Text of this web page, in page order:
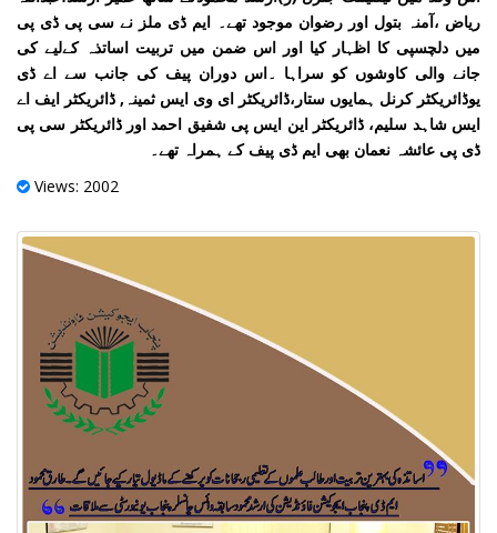
ریاض ،آمنہ بتول اور رضوان موجود تھے۔ ایم ڈی ملز نے سی پی ڈی پی
میں دلچسپی کا اظہار کیا اور اس ضمن میں تربیت اساتذہ کےلیے کی
جانے والی کاوشوں کو سراہا ۔اس دوران پیف کی جانب سے اے ڈی
یوڈائریکٹر کرنل ہمایوں ستار،ڈائریکٹر ای وی ایس ثمینہ, ڈائریکٹر ایف اے
ایس شاہد سلیم، ڈائریکٹر این ایس پی شفیق احمد اور ڈائریکٹر سی پی
ڈی پی عائشہ نعمان بھی ایم ڈی پیف کے ہمراہ تھے۔
Views: 2002